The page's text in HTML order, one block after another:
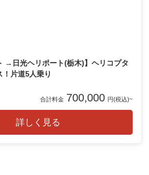
→日光ヘリポート(栃木)】ヘリコプタ
片道5人乗り
合計料金 700,000 円(税込)~
詳しく見る